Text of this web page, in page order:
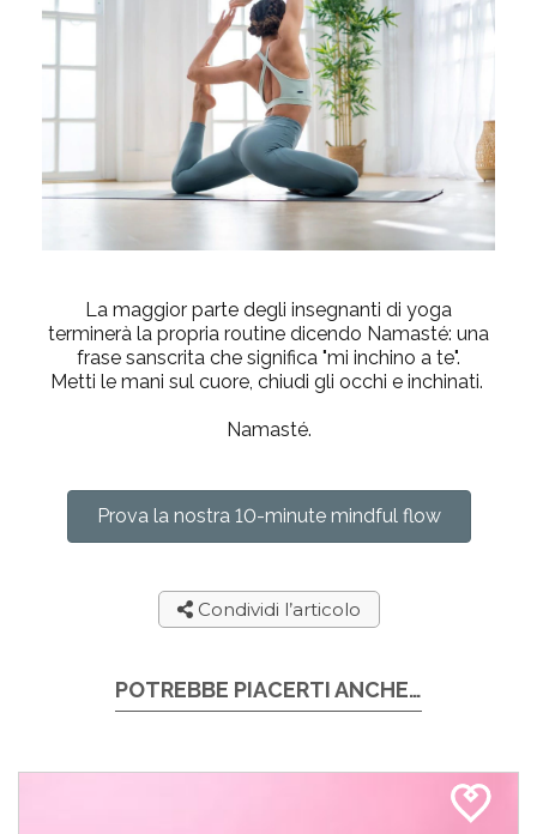
La maggior parte degli insegnanti di yoga
terminerà la propria routine dicendo Namasté: una
frase sanscrita che significa "mi inchino a te".
Metti le mani sul cuore, chiudi gli occhi e inchinati.
Namasté.
Prova la nostra 10-minute mindful flow
Condividi l’articolo
POTREBBE PIACERTI ANCHE…